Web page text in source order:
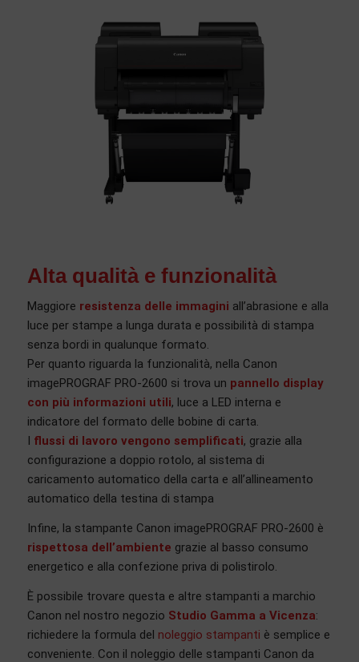
Alta qualità e funzionalità
Maggiore resistenza delle immagini all’abrasione e alla
luce per stampe a lunga durata e possibilità di stampa
senza bordi in qualunque formato.
Per quanto riguarda la funzionalità, nella Canon
imagePROGRAF PRO-2600 si trova un pannello display
con più informazioni utili, luce a LED interna e
indicatore del formato delle bobine di carta.
flussi di lavoro vengono semplificati, grazie alla
configurazione a doppio rotolo, al sistema di
caricamento automatico della carta e all’allineamento
automatico della testina di stampa
Infine, la stampante Canon imagePROGRAF PRO-2600 è
rispettosa dell’ambiente grazie al basso consumo
energetico e alla confezione priva di polistirolo.
È possibile trovare questa e altre stampanti a marchio
Canon nel nostro negozio Studio Gamma a Vicenza:
richiedere la formula del noleggio stampanti è semplice e
conveniente. Con il noleggio delle stampanti Canon da